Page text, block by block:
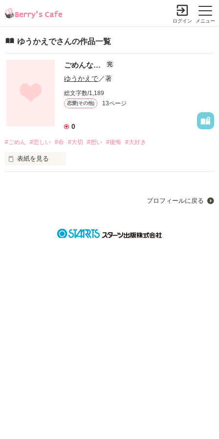
メニュー
ログイン
ゆうかえでさんの作品一覧
ごめんな… 完
ゆうかえで／著
総文字数/1,189
恋愛(その他) 13ページ
0
#ごめん #悲しい #命 #大切 #想い #後悔 #大好き
表紙を見る
プロフィールに戻る